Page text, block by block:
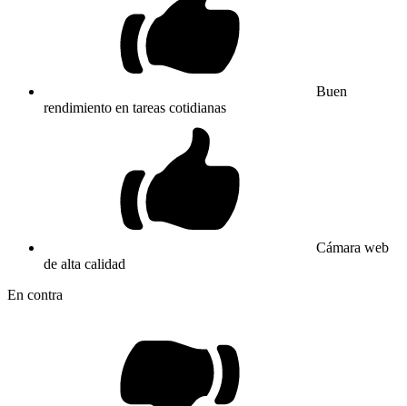
Buen
rendimiento en tareas cotidianas
Cámara web
de alta calidad
En contra